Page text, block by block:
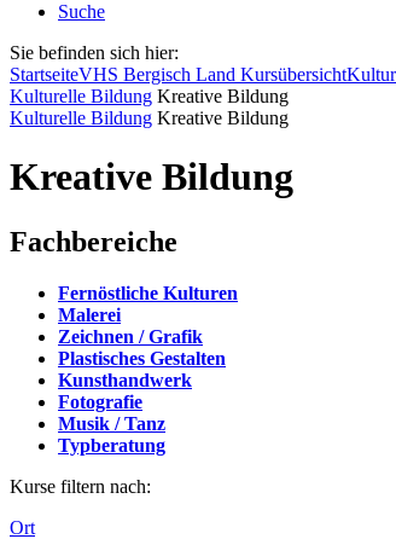
Suche
Sie befinden sich hier:
StartseiteVHS Bergisch Land Kursübersicht
Kulturelle Bildung Kreative Bildung
Kulturelle Bildung Kreative Bildung
Kreative Bildung
Fachbereiche
Fernöstliche Kulturen
Malerei
Zeichnen / Grafik
Plastisches Gestalten
Kunsthandwerk
Fotografie
Musik / Tanz
Typberatung
Kurse filtern nach:
Ort